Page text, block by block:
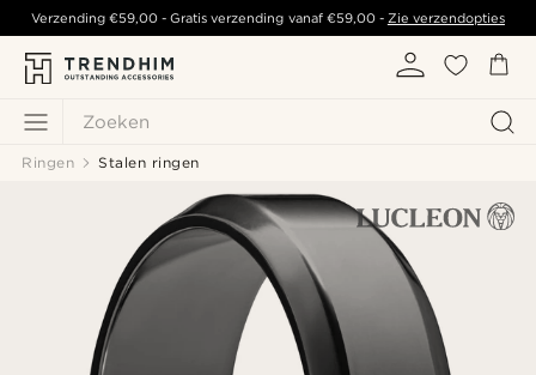
Zoeken
Verzending€59,00 - Gratis verzending vanaf €59,00- Zie verzendopties
Ringen Stalen ringen